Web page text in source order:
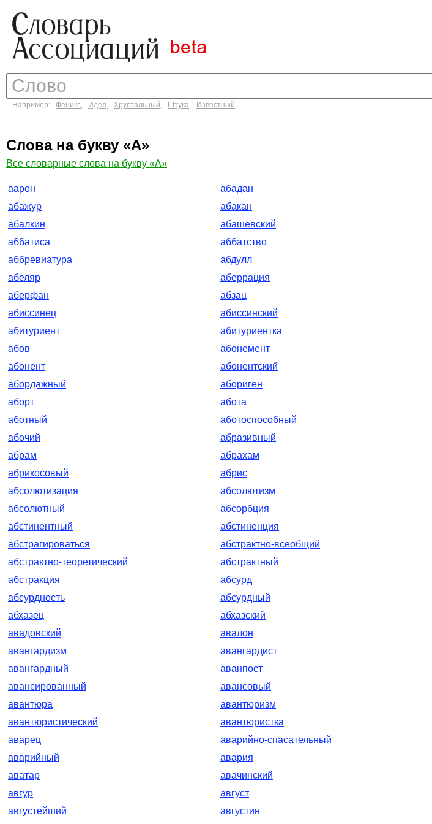
Например: Феникс, Идея, Хрустальный, Штука, Известный
Слова на букву «А»
Все словарные слова на букву «А»
аарон абадан
абажур
абакан
абалкин
абашевский
аббатиса
аббатство
аббревиатура
абдулл
абеляр
аберрация
аберфан
абзац
абиссинец
абиссинский
абитуриент
абитуриентка
абов
абонемент
абонент
абонентский
абордажный
абориген
аборт
абота
аботный
аботоспособный
абочий
абразивный
абрам
абрахам
абрикосовый
абрис
абсолютизация
абсолютизм
абсолютный
абсорбция
абстинентный
абстиненция
абстрагироваться
абстрактно-всеобщий
абстрактно-теоретический
абстрактный
абстракция
абсурд
абсурдность
абсурдный
абхазец
абхазский
авадовский
авалон
авангардизм
авангардист
авангардный
аванпост
авансированный
авансовый
авантюра
авантюризм
авантюристический
авантюристка
аварец
аварийно-спасательный
аварийный
авария
аватар
авачинский
авгур
август
августейший
августин